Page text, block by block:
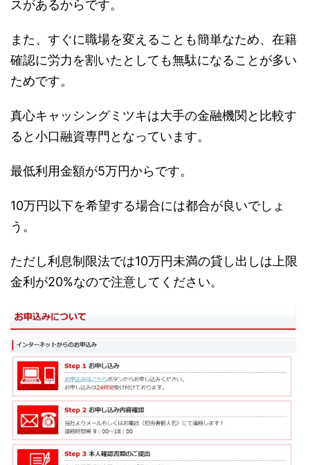
スがあるからです。
また、すぐに職場を変えることも簡単なため、在籍
確認に労力を割いたとしても無駄になることが多い
ためです。
真心キャッシングミツキは大手の金融機関と比較す
ると小口融資専門となっています。
最低利用金額が5万円からです。
10万円以下を希望する場合には都合が良いでしょ
う。
ただし利息制限法では10万円未満の貸し出しは上限
金利が20%なので注意してください。